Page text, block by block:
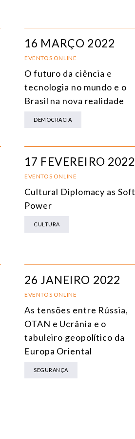
16 MARÇO 2022
EVENTOS ONLINE
O futuro da ciência e
tecnologia no mundo e o
Brasil na nova realidade
DEMOCRACIA
17 FEVEREIRO 2022
EVENTOS ONLINE
Cultural Diplomacy as Soft
Power
CULTURA
26 JANEIRO 2022
EVENTOS ONLINE
As tensões entre Rússia,
OTAN e Ucrânia e o
tabuleiro geopolítico da
Europa Oriental
SEGURANÇA